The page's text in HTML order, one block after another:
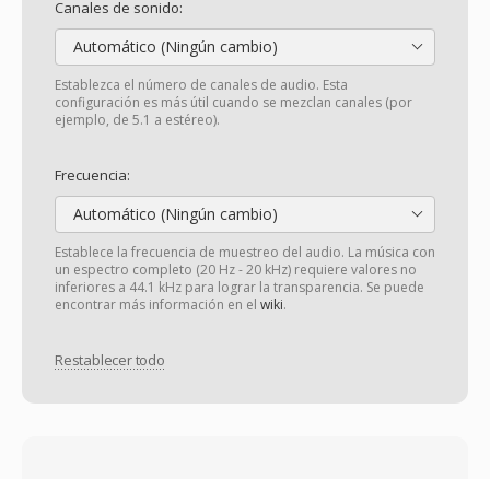
Canales de sonido:
Automático (Ningún cambio)
Establezca el número de canales de audio. Esta
configuración es más útil cuando se mezclan canales (por
ejemplo, de 5.1 a estéreo).
Frecuencia:
Automático (Ningún cambio)
Establece la frecuencia de muestreo del audio. La música con
un espectro completo (20 Hz - 20 kHz) requiere valores no
inferiores a 44.1 kHz para lograr la transparencia. Se puede
encontrar más información en el wiki.
Restablecer todo